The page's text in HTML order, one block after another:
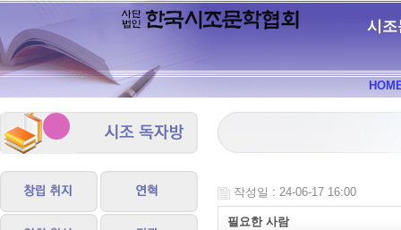
시조
작성일 : 24-06-17 16:00
필요한 사람